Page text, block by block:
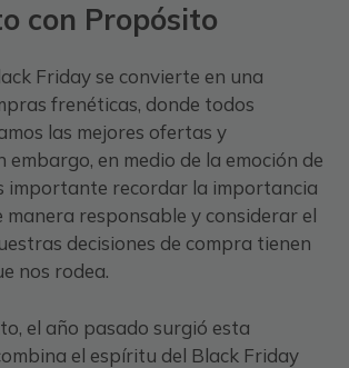
con Propósito
Friday se convierte en una
frenéticas, donde todos
las mejores ofertas y
embargo, en medio de la emoción de
importante recordar la importancia
manera responsable y considerar el
decisiones de compra tienen
nos rodea.
el año pasado surgió esta
el espíritu del Black Friday